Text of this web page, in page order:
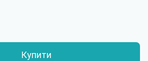
Купити